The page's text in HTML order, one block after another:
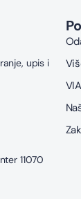
upis i
11070